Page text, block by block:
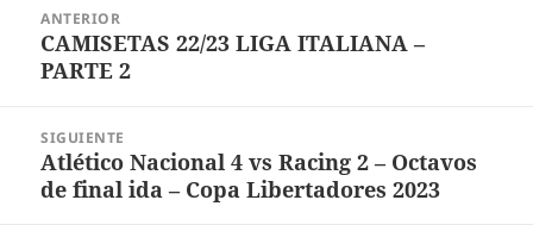
entradas
ANTERIOR
Entrada
anterior:
CAMISETAS 22/23 LIGA ITALIANA –
PARTE 2
SIGUIENTE
Entrada
siguiente:
Atlético Nacional 4 vs Racing 2 – Octavos
de final ida – Copa Libertadores 2023